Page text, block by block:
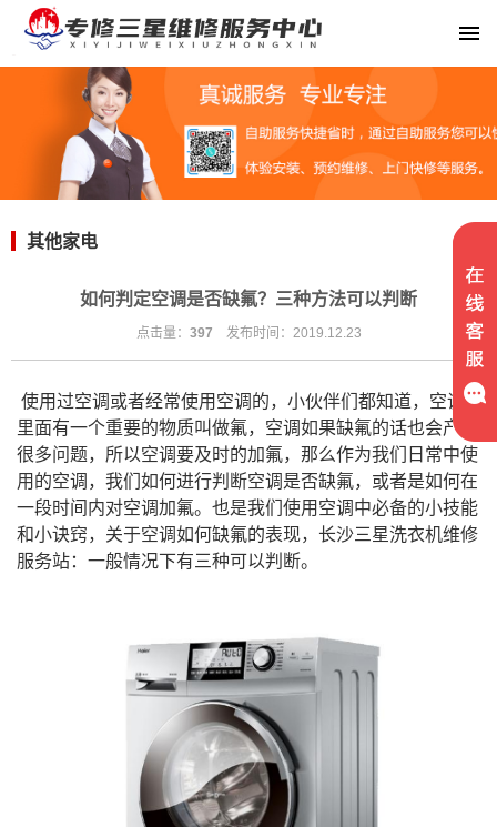
其他家电
如何判定空调是否缺氟？三种方法可以判断
点击量： 397 发布时间：2019.12.23
使用过空调或者经常使用空调的，小伙伴们都知道，空调
里面有一个重要的物质叫做氟，空调如果缺氟的话也会产生
很多问题，所以空调要及时的加氟，那么作为我们日常中使
用的空调，我们如何进行判断空调是否缺氟，或者是如何在
一段时间内对空调加氟。也是我们使用空调中必备的小技能
和小诀窍，关于空调如何缺氟的表现， 长沙三星洗衣机维修
服务站：一般情况下有三种可以判断。